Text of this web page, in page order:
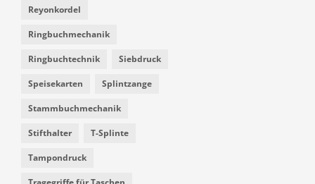
Reyonkordel
Ringbuchmechanik
Ringbuchtechnik Siebdruck
Speisekarten Splintzange
Stammbuchmechanik
Stifthalter T-Splinte
Tampondruck